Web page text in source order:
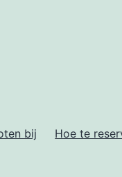
bij Hoe te